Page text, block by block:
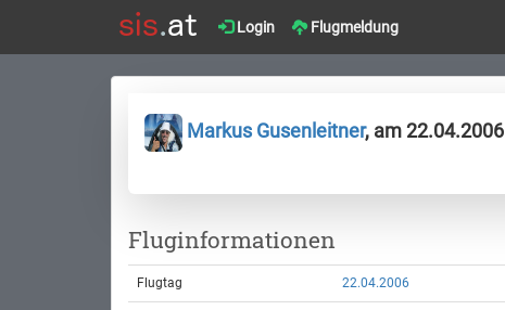
Login Flugmeldung
Markus Gusenleitner, am 22.04.2006
Fluginformationen
Flugtag 22.04.2006